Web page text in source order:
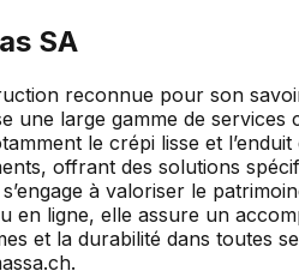
SA
reconnue pour son
une large gamme de
le crépi lisse et
offrant des solutions
à valoriser le
en ligne, elle assure un
et la durabilité dans toutes